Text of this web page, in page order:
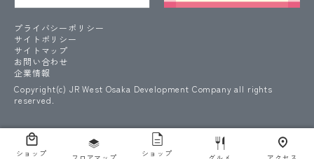
ショップ
ショップ
プライバシーポリシー
サイトポリシー
サイトマップ
お問い合わせ
企業情報
Copyright(c) JR West Osaka Development Company all rights
reserved.